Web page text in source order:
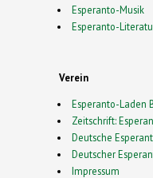
Esperanto-Musik
Esperanto-
Verein
Esperanto-Laden
Zeitschrift:
Deutsche
Deutscher
Impressum